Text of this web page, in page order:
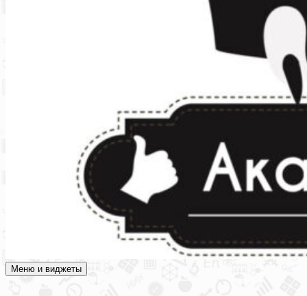
Академия СОВА
Подготовка к ЕГЭ, ОГЭ, ВПР, МЦКО, СтатГрад, КДР, ВОШ,
Меню и виджеты